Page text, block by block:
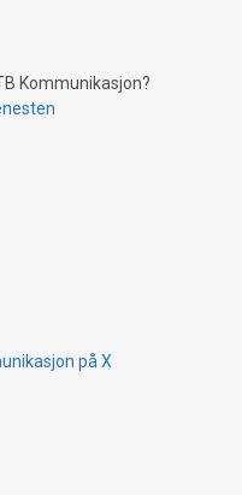
Kommunikasjon?
på X